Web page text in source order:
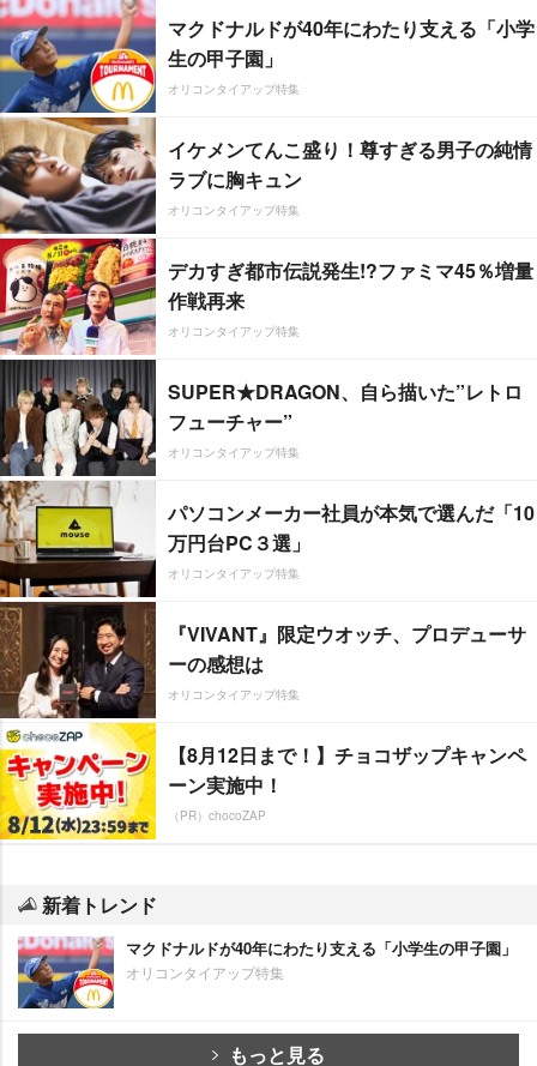
マクドナルドが40年にわたり支える「小学
生の甲子園」
オリコンタイアップ特集
イケメンてんこ盛り！尊すぎる男子の純情
ラブに胸キュン
オリコンタイアップ特集
デカすぎ都市伝説発生!?ファミマ45％増量
作戦再来
オリコンタイアップ特集
SUPER★DRAGON、自ら描いた”レトロ
フューチャー”
オリコンタイアップ特集
パソコンメーカー社員が本気で選んだ「10
万円台PC３選」
オリコンタイアップ特集
『VIVANT』限定ウオッチ、プロデューサ
ーの感想は
オリコンタイアップ特集
【8月12日まで！】チョコザップキャンペ
ーン実施中！
（PR）chocoZAP
新着トレンド
マクドナルドが40年にわたり支える「小学生の甲子園」
オリコンタイアップ特集
もっと見る